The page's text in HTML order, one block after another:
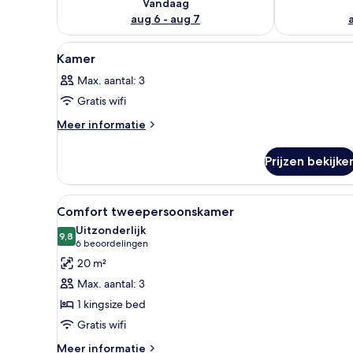
Vandaag
aug 6 - aug 7
Alle
foto's
voor
Kamer
laden
Een slaapkamer met een
2
Kamer
Max. aantal: 3
Gratis wifi
Meer informatie
Meer
Prijzen
Alle
foto's
voor
Comfort
tweepersoonskamer
laden
Een net opgemaakt bed met
5
Comfort tweepersoonskamer
9,89,8 van 10
Uitzonderlijk
6 beoordelingen
(6
beoordelingen)
20 m²
Max. aantal: 3
1 kingsize bed
Gratis wifi
Meer informatie
Meer